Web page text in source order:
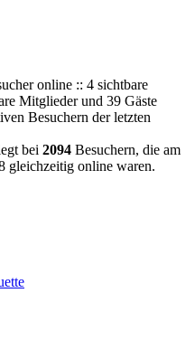
online :: 4 sichtbare
Mitglieder und 39 Gäste
Besuchern der letzten
bei 2094 Besuchern, die am
gleichzeitig online waren.